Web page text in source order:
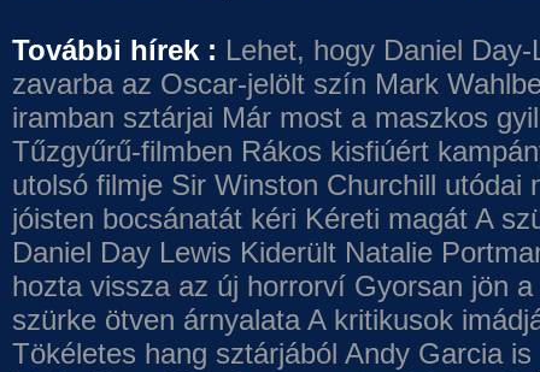
További hírek : Lehet, hogy Daniel
zavarba az Oscar-jelölt szín Mark
iramban sztárjai Már most a maszkos
Tűzgyűrű-filmben Rákos kisfiúért
utolsó filmje Sir Winston Churchill utódai
jóisten bocsánatát kéri Kéreti magát A
Daniel Day Lewis Kiderült Natalie
hozta vissza az új horrorví Gyorsan jön
szürke ötven árnyalata A kritikusok
Tökéletes hang sztárjából Andy Garcia